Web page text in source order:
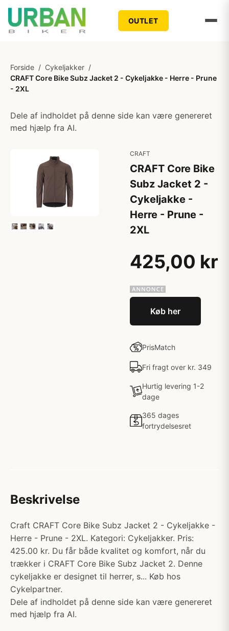
OUTLET
Forside / Cykeljakker /
CRAFT Core Bike Subz Jacket 2 - Cykeljakke - Herre - Prune
- 2XL
Dele af indholdet på denne side kan være genereret
med hjælp fra AI.
CRAFT
CRAFT Core Bike
Subz Jacket 2 -
Cykeljakke -
Herre - Prune -
2XL
425,00 kr
Køb her
PrisMatch
Fri fragt over kr. 349
Hurtig levering 1-2
dage
365 dages
fortrydelsesret
Beskrivelse
Craft CRAFT Core Bike Subz Jacket 2 - Cykeljakke -
Herre - Prune - 2XL. Kategori: Cykeljakker. Pris:
425.00 kr. Du får både kvalitet og komfort, når du
trækker i CRAFT Core Bike Subz Jacket 2. Denne
cykeljakke er designet til herrer, s... Køb hos
Cykelpartner.
Dele af indholdet på denne side kan være genereret
med hjælp fra AI.